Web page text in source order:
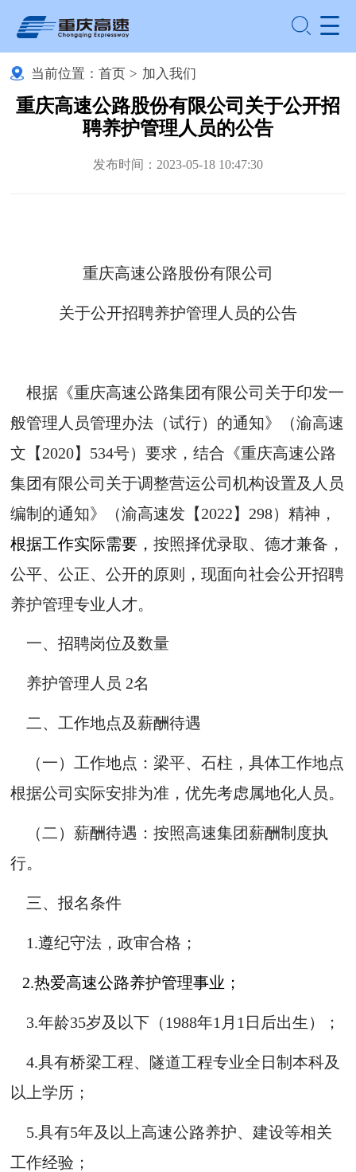
当前位置： 首页 > 加入我们
重庆高速公路股份有限公司关于公开招
聘养护管理人员的公告
发布时间：2023-05-18 10:47:30
重庆高速公路股份有限公司
关于公开招聘养护管理人员的公告
根据《重庆高速公路集团有限公司关于印发一
般管理人员管理办法（试行）的通知》（渝高速
文【2020】534号）要求，结合《重庆高速公路
集团有限公司关于调整营运公司机构设置及人员
编制的通知》（渝高速发【2022】298）精神，
根据工作实际需要，按照择优录取、德才兼备，
公平、公正、公开的原则，现面向社会公开招聘
养护管理专业人才。
一、招聘岗位及数量
养护管理人员 2名
二、工作地点及薪酬待遇
（一）工作地点：梁平、石柱，具体工作地点
根据公司实际安排为准，优先考虑属地化人员。
（二）薪酬待遇：按照高速集团薪酬制度执
行。
三、报名条件
1.遵纪守法，政审合格；
2.热爱高速公路养护管理事业；
3.年龄35岁及以下（1988年1月1日后出生）；
4.具有桥梁工程、隧道工程专业全日制本科及
以上学历；
5.具有5年及以上高速公路养护、建设等相关
工作经验；